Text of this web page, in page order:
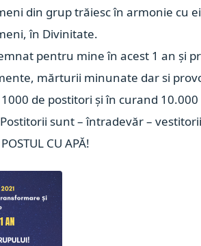
din grup trăiesc în armonie cu
în Divinitate.
pentru mine în acest 1 an și
mărturii minunate dar si
de postitori și în curand
sunt – întradevăr –
CU APĂ!